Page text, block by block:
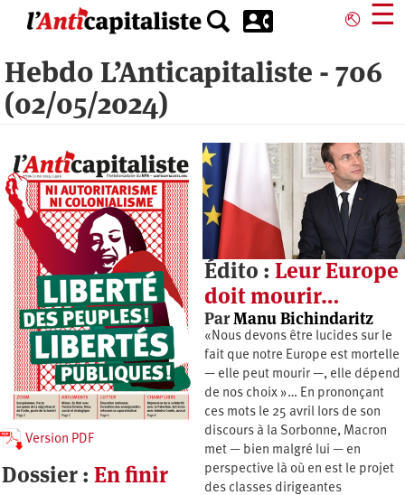
principal
⎋ ☰
Hebdo L’Anticapitaliste - 706
(02/05/2024)
Édito : Leur Europe
doit mourir…
ParManu Bichindaritz
«Nous devons être lucides sur le
fait que notre Europe est mortelle
— elle peut mourir —, elle dépend
de nos choix »… En prononçant
ces mots le 25 avril lors de son
discours à la Sorbonne, Macron
met — bien malgré lui — en
perspective là où en est le projet
des classes dirigeantes
Version PDF
Dossier : En finir